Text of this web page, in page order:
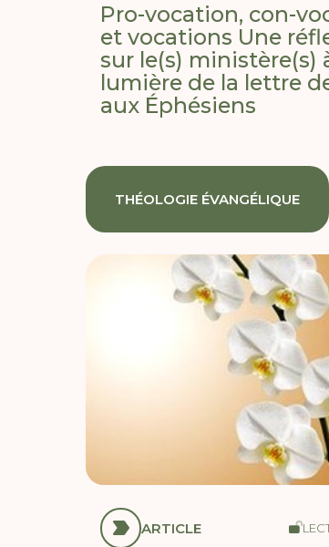
Pro-vocation, con-
et vocations Une
sur le(s) ministère(s)
lumière de la lettre
aux Éphésiens
THÉOLOGIE ÉVANGÉLIQUE
ARTICLE